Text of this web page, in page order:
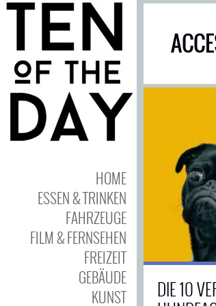
HOME
ESSEN & TRINKEN
FAHRZEUGE
FILM & FERNSEHEN
FREIZEIT
GEBÄUDE
KUNST
DIE 10